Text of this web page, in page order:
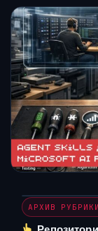
АРХИВ